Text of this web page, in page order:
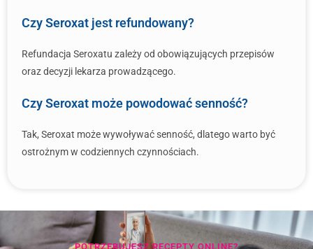
Czy Seroxat jest refundowany?
Refundacja Seroxatu zależy od obowiązujących przepisów
oraz decyzji lekarza prowadzącego.
Czy Seroxat może powodować senność?
Tak, Seroxat może wywoływać senność, dlatego warto być
ostrożnym w codziennych czynnościach.
POTRZEBUJESZ RECEPTY ONLINE?